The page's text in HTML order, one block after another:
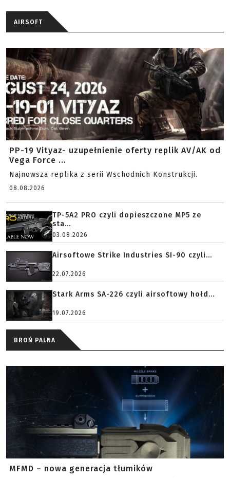
AIRSOFT
PP-19 Vityaz- uzupełnienie oferty replik AV/AK od
Vega Force ...
Najnowsza replika z serii Wschodnich Konstrukcji.
08.08.2026
TP-5A2 PRO czyli dopieszczone MP5 ze
sta...
03.08.2026
Airsoftowe Strike Industries SI-90 czyli...
22.07.2026
Stark Arms SA-226 czyli airsoftowy hołd...
19.07.2026
BROŃ PALNA
MFMD – nowa generacja tłumików